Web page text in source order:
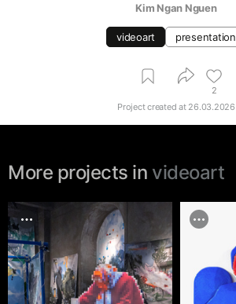
Kim Ngan Nguen
videoart presentation
2
Project created at 26.03.2026
More projects in videoart